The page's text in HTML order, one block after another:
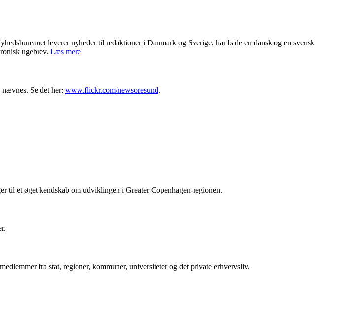
leverer nyheder til redaktioner i Danmark og Sverige, har både en dansk og en svensk
ugebrev. Læs mere
Se det her: www.flickr.com/newsoresund.
til et øget kendskab om udviklingen i Greater Copenhagen-regionen.
fra stat, regioner, kommuner, universiteter og det private erhvervsliv.